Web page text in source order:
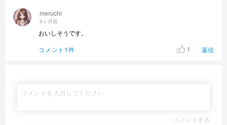
meruchi
9ヶ月前
おいしそうです。
コメント1件
1 返信
コメントする